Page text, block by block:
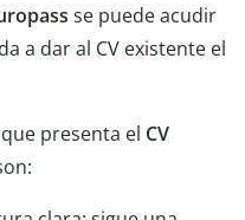
se puede acudir
a dar al CV existente el
que presenta el CV